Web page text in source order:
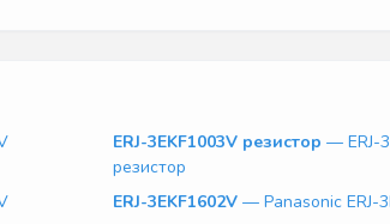
ERJ-3EKF1003V резистор — ERJ-
резистор
ERJ-3EKF1602V — Panasonic ERJ-